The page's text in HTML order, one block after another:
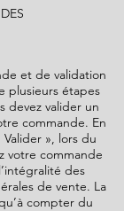
et de validation
plusieurs étapes
devez valider un
commande. En
», lors du
votre commande
des
de vente. La
compter du